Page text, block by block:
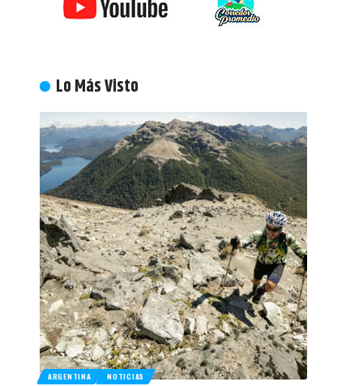
Lo Más Visto
ARGENTINA NOTICIAS